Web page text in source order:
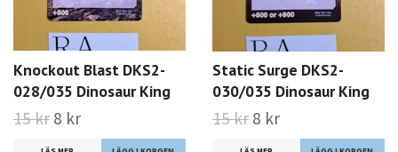
Knockout Blast DKS2-
028/035 Dinosaur King
15 kr 8 kr
Static Surge DKS2-
030/035 Dinosaur King
15 kr 8 kr